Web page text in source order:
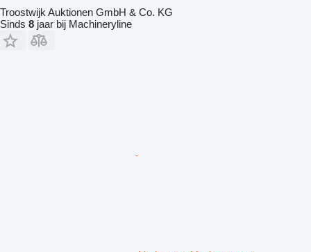
Troostwijk Auktionen GmbH & Co. KG
Sinds 8 jaar bij Machineryline